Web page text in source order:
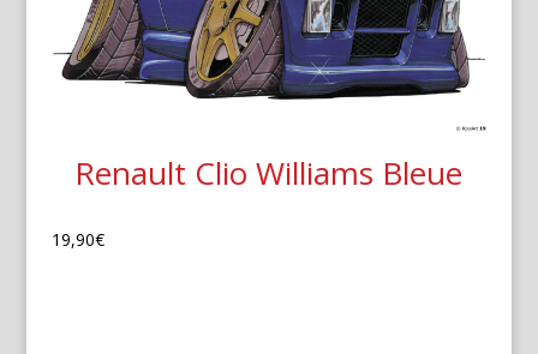
Renault Clio Williams Bleue
19,90€